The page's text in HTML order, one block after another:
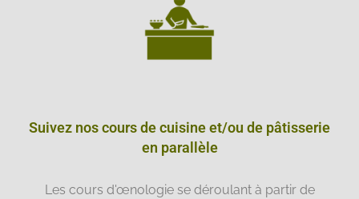
Suivez nos cours de cuisine et/ou de pâtisserie
en parallèle
Les cours d'œnologie se déroulant à partir de